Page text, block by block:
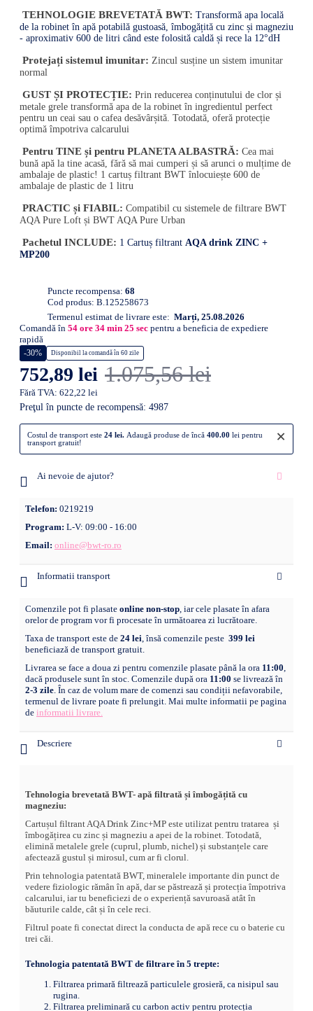
TEHNOLOGIE BREVETATĂ BWT: Transformă apa locală
de la robinet în apă potabilă gustoasă, îmbogățită cu zinc și magneziu
- aproximativ 600 de litri când este folosită caldă și rece la 12°dH
Protejați sistemul imunitar: Zincul susține un sistem imunitar
normal
GUST ȘI PROTECȚIE: Prin reducerea conținutului de clor și
metale grele transformă apa de la robinet în ingredientul perfect
pentru un ceai sau o cafea desăvârșită. Totodată, oferă protecție
optimă împotriva calcarului
Pentru TINE și pentru PLANETA ALBASTRĂ: Cea mai
bună apă la tine acasă, fără să mai cumperi și să arunci o mulțime de
ambalaje de plastic! 1 cartuș filtrant BWT înlocuiește 600 de
ambalaje de plastic de 1 litru
PRACTIC și FIABIL: Compatibil cu sistemele de filtrare BWT
AQA Pure Loft și BWT AQA Pure Urban
Pachetul INCLUDE: 1 Cartuș filtrant AQA drink ZINC +
MP200
Termenul estimat de livrare este: Marți, 25.08.2026
Puncte recompensa: 68
Cod produs: B.125258673
Comandă în 54 ore 34 min 24 sec pentru a beneficia de expediere
rapidă
Disponibil la comandă în 60 zile
-30%
752,89 lei 1.075,56 lei
Fără TVA: 622,22 lei
Preţul în puncte de recompensă: 4987
×
Costul de transport este 24 lei. Adaugă produse de încă 400.00 lei pentru
transport gratuit!
Ai nevoie de ajutor?
Telefon: 0219219
Program: L-V: 09:00 - 16:00
Email: online@bwt-ro.ro
Informatii transport
Comenzile pot fi plasate online non-stop, iar cele plasate în afara
orelor de program vor fi procesate în următoarea zi lucrătoare.
Taxa de transport este de 24 lei, însă comenzile peste 399 lei
beneficiază de transport gratuit.
Livrarea se face a doua zi pentru comenzile plasate până la ora 11:00,
dacă produsele sunt în stoc. Comenzile după ora 11:00 se livrează în
2-3 zile. În caz de volum mare de comenzi sau condiții nefavorabile,
termenul de livrare poate fi prelungit. Mai multe informatii pe pagina
de informatii livrare.
Descriere
Tehnologia brevetată BWT- apă filtrată și îmbogățită cu
magneziu:
Cartușul filtrant AQA Drink Zinc+MP este utilizat pentru tratarea și
îmbogățirea cu zinc și magneziu a apei de la robinet. Totodată,
elimină metalele grele (cuprul, plumb, nichel) și substanțele care
afectează gustul și mirosul, cum ar fi clorul.
Prin tehnologia patentată BWT, mineralele importante din punct de
vedere fiziologic rămân în apă, dar se păstrează și protecția împotriva
calcarului, iar tu beneficiezi de o experiență savuroasă atât în
băuturile calde, cât și în cele reci.
Filtrul poate fi conectat direct la conducta de apă rece cu o baterie cu
trei căi.
Tehnologia patentată BWT de filtrare în 5 trepte:
Filtrarea primară filtrează particulele grosieră, ca nisipul sau
rugina.
Filtrarea preliminară cu carbon activ pentru protecția